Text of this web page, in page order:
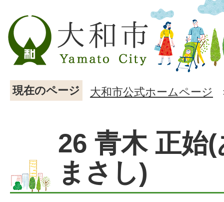
現在のページ 大和市公式ホームページ
26 青木 正始
まさし)